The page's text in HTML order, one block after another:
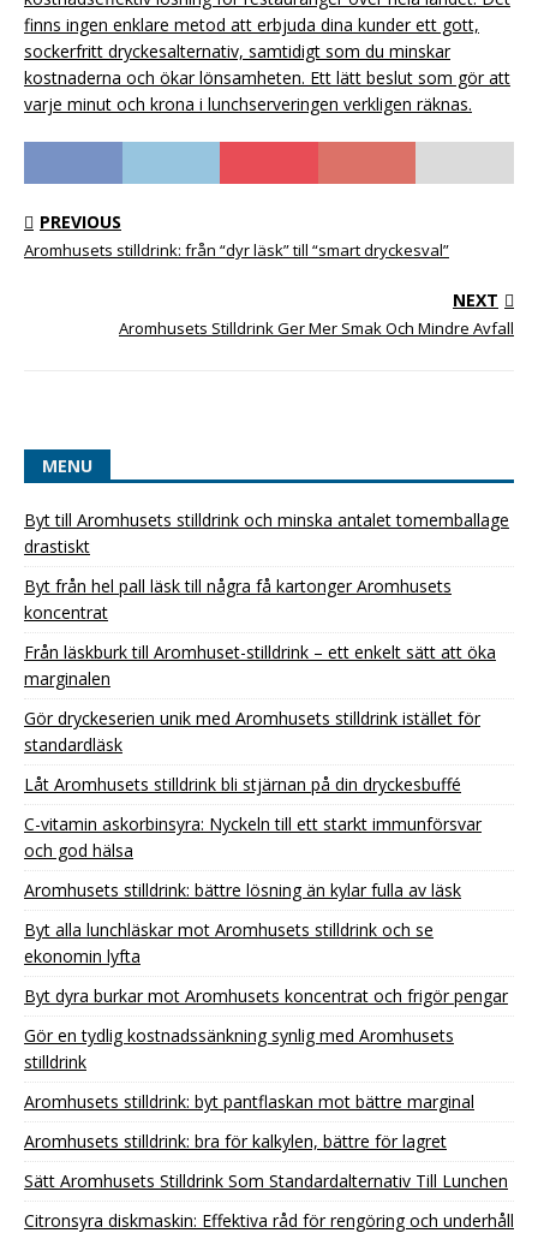
finns ingen enklare metod att erbjuda dina kunder ett gott,
sockerfritt dryckesalternativ, samtidigt som du minskar
kostnaderna och ökar lönsamheten. Ett lätt beslut som gör att
varje minut och krona i lunchserveringen verkligen räknas.
PREVIOUS
Aromhusets stilldrink: från “dyr läsk” till “smart dryckesval”
NEXT
Aromhusets Stilldrink Ger Mer Smak Och Mindre Avfall
MENU
Byt till Aromhusets stilldrink och minska antalet tomemballage
drastiskt
Byt från hel pall läsk till några få kartonger Aromhusets
koncentrat
Från läskburk till Aromhuset-stilldrink – ett enkelt sätt att öka
marginalen
Gör dryckeserien unik med Aromhusets stilldrink istället för
standardläsk
Låt Aromhusets stilldrink bli stjärnan på din dryckesbuffé
C-vitamin askorbinsyra: Nyckeln till ett starkt immunförsvar
och god hälsa
Aromhusets stilldrink: bättre lösning än kylar fulla av läsk
Byt alla lunchläskar mot Aromhusets stilldrink och se
ekonomin lyfta
Byt dyra burkar mot Aromhusets koncentrat och frigör pengar
Gör en tydlig kostnadssänkning synlig med Aromhusets
stilldrink
Aromhusets stilldrink: byt pantflaskan mot bättre marginal
Aromhusets stilldrink: bra för kalkylen, bättre för lagret
Sätt Aromhusets Stilldrink Som Standardalternativ Till Lunchen
Citronsyra diskmaskin: Effektiva råd för rengöring och underhåll